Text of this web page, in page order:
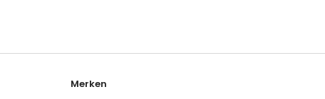
Merken